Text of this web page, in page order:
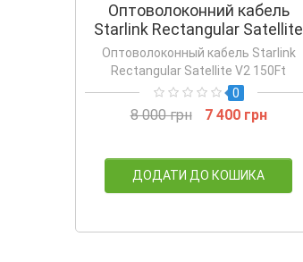
Оптоволоконний кабель
Starlink Rectangular Satellite
V2 150Ft
Оптоволоконный кабель Starlink
Rectangular Satellite V2 150Ft
0
8 000 грн 7 400 грн
ДОДАТИ ДО КОШИКА